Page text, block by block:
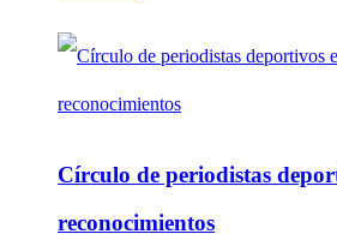
Círculo de periodistas
reconocimientos